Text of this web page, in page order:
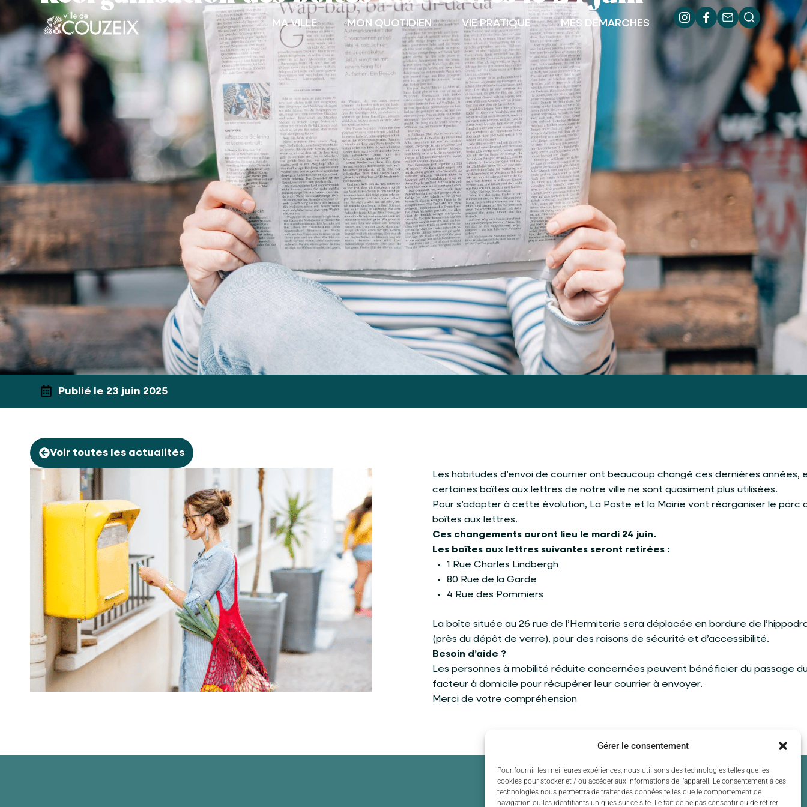
Gérer le consentement
Pour fournir les meilleures expériences, nous utilisons des technologies telles que les
cookies pour stocker et / ou accéder aux informations de l’appareil. Le consentement à ces
technologies nous permettra de traiter des données telles que le comportement de
navigation ou les identifiants uniques sur ce site. Le fait de ne pas consentir ou de retirer
MA VILLE MON QUOTIDIEN VIE PRATIQUE MES DÉMARCHES
Publié le 23 juin 2025
Voir toutes les actualités
Les habitudes d’envoi de courrier ont beaucoup changé ces dernières années,
certaines boîtes aux lettres de notre ville ne sont quasiment plus utilisées.
Pour s’adapter à cette évolution, La Poste et la Mairie vont réorganiser le parc
boîtes aux lettres.
Ces changements auront lieu le mardi 24 juin.
Les boîtes aux lettres suivantes seront retirées :
1 Rue Charles Lindbergh
80 Rue de la Garde
4 Rue des Pommiers
La boîte située au 26 rue de l’Hermiterie sera déplacée en bordure de
(près du dépôt de verre), pour des raisons de sécurité et d’accessibilité.
Besoin d’aide ?
Les personnes à mobilité réduite concernées peuvent bénéficier du passage
facteur à domicile pour récupérer leur courrier à envoyer.
Merci de votre compréhension